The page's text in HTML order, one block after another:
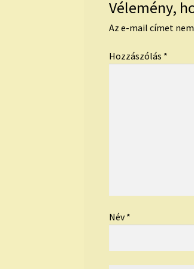
Vélemény,
Az e-mail címet
Hozzászólás *
Név*